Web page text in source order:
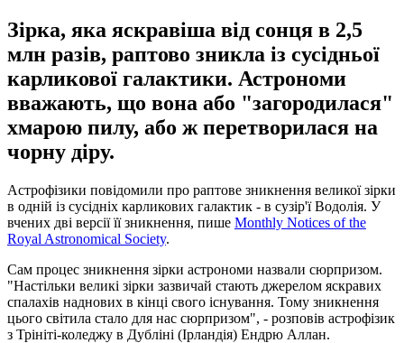
Зірка, яка яскравіша від сонця в 2,5
млн разів, раптово зникла із сусідньої
карликової галактики. Астрономи
вважають, що вона або "загородилася"
хмарою пилу, або ж перетворилася на
чорну діру.
Астрофізики повідомили про раптове зникнення великої зірки
в одній із сусідніх карликових галактик - в сузір'ї Водолія. У
вчених дві версії її зникнення, пише Monthly Notices of the
Royal Astronomical Society.
Сам процес зникнення зірки астрономи назвали сюрпризом.
"Настільки великі зірки зазвичай стають джерелом яскравих
спалахів наднових в кінці свого існування. Тому зникнення
цього світила стало для нас сюрпризом", - розповів астрофізик
з Трініті-коледжу в Дубліні (Ірландія) Ендрю Аллан.